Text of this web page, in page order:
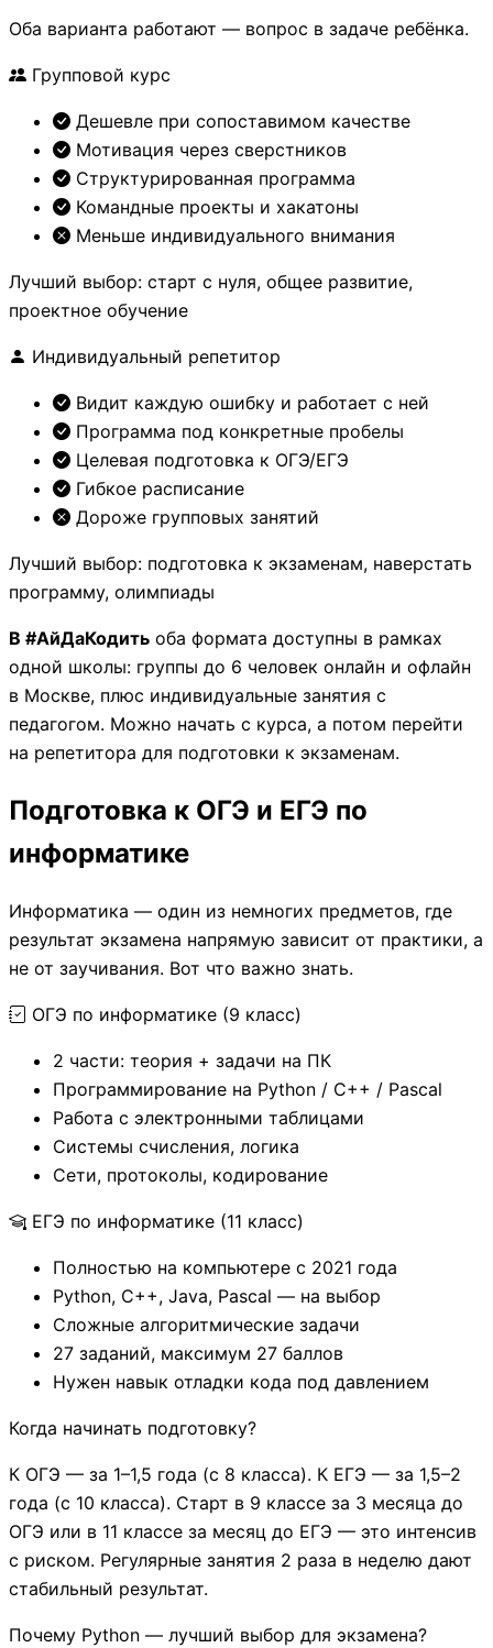
Оба варианта работают — вопрос в задаче ребёнка.
Групповой курс
Дешевле при сопоставимом качестве
Мотивация через сверстников
Структурированная программа
Командные проекты и хакатоны
Меньше индивидуального внимания
Лучший выбор: старт с нуля, общее развитие,
проектное обучение
Индивидуальный репетитор
Видит каждую ошибку и работает с ней
Программа под конкретные пробелы
Целевая подготовка к ОГЭ/ЕГЭ
Гибкое расписание
Дороже групповых занятий
Лучший выбор: подготовка к экзаменам, наверстать
программу, олимпиады
В #АйДаКодить оба формата доступны в рамках
одной школы: группы до 6 человек онлайн и офлайн
в Москве, плюс индивидуальные занятия с
педагогом. Можно начать с курса, а потом перейти
на репетитора для подготовки к экзаменам.
Подготовка к ОГЭ и ЕГЭ по
информатике
Информатика — один из немногих предметов, где
результат экзамена напрямую зависит от практики, а
не от заучивания. Вот что важно знать.
ОГЭ по информатике (9 класс)
2 части: теория + задачи на ПК
Программирование на Python / C++ / Pascal
Работа с электронными таблицами
Системы счисления, логика
Сети, протоколы, кодирование
ЕГЭ по информатике (11 класс)
Полностью на компьютере с 2021 года
Python, C++, Java, Pascal — на выбор
Сложные алгоритмические задачи
27 заданий, максимум 27 баллов
Нужен навык отладки кода под давлением
Когда начинать подготовку?
К ОГЭ — за 1–1,5 года (с 8 класса). К ЕГЭ — за 1,5–2
года (с 10 класса). Старт в 9 классе за 3 месяца до
ОГЭ или в 11 классе за месяц до ЕГЭ — это интенсив
с риском. Регулярные занятия 2 раза в неделю дают
стабильный результат.
Почему Python — лучший выбор для экзамена?